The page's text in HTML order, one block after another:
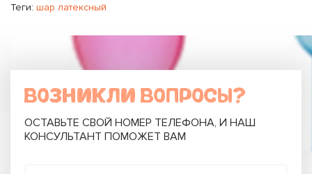
Теги: шар латексный
ВОЗНИКЛИ ВОПРОСЫ?
ОСТАВЬТЕ СВОЙ НОМЕР ТЕЛЕФОНА, И НАШ
КОНСУЛЬТАНТ ПОМОЖЕТ ВАМ